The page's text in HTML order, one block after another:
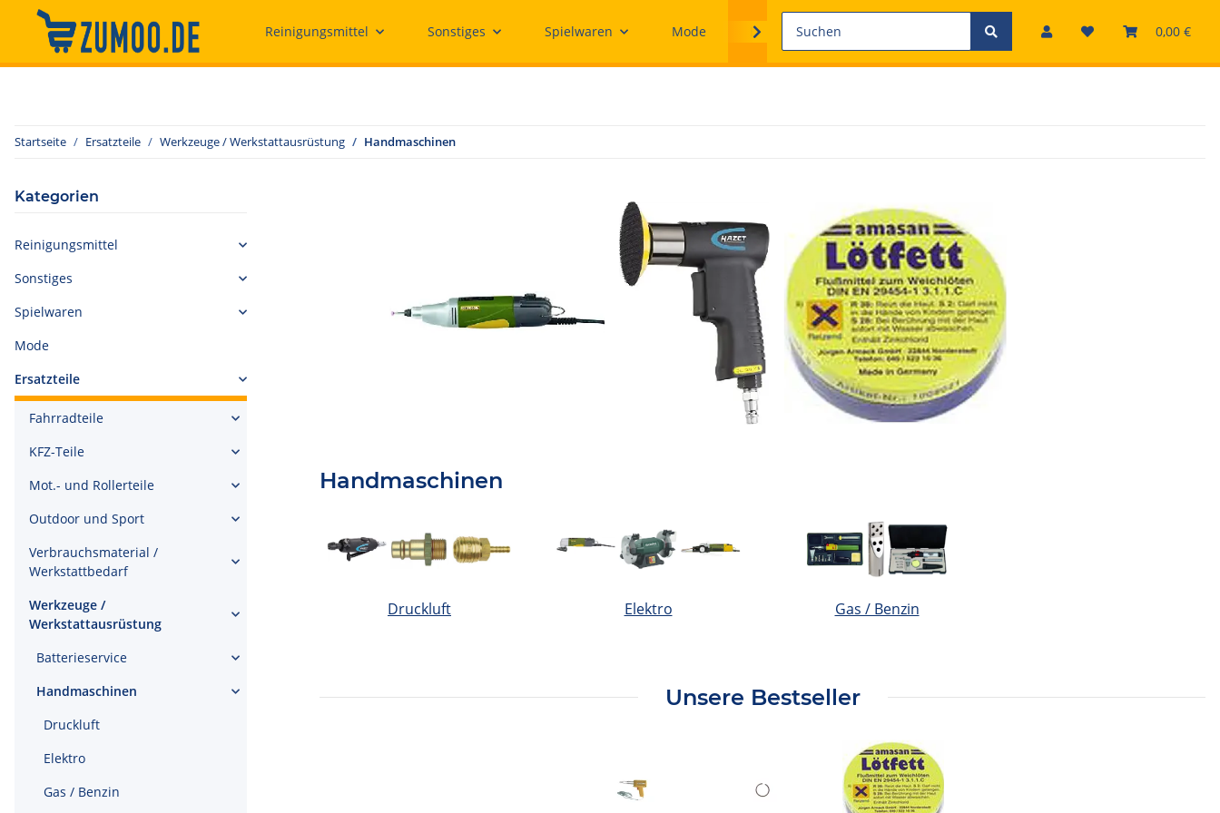
0,00 €
Reinigungsmittel Sonstiges Spielwaren Mode Ersatzteile
Startseite Ersatzteile Werkzeuge / Werkstattausrüstung Handmaschinen
Handmaschinen
Druckluft Elektro Gas / Benzin
Unsere Bestseller
Kategorien
Reinigungsmittel
Sonstiges
Spielwaren
Mode
Ersatzteile
Fahrradteile
KFZ-Teile
Mot.- und Rollerteile
Outdoor und Sport
Verbrauchsmaterial /
Werkstattbedarf
Werkzeuge /
Werkstattausrüstung
Batterieservice
Handmaschinen
Druckluft
Elektro
Gas / Benzin